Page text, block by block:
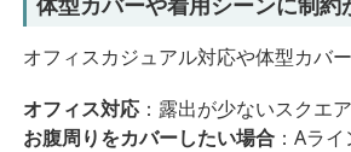
オフィスカジュアル対応や体型カバ
オフィス対応 ：露出が少ないスクエ
お腹周りをカバーしたい場合 ：Aラ